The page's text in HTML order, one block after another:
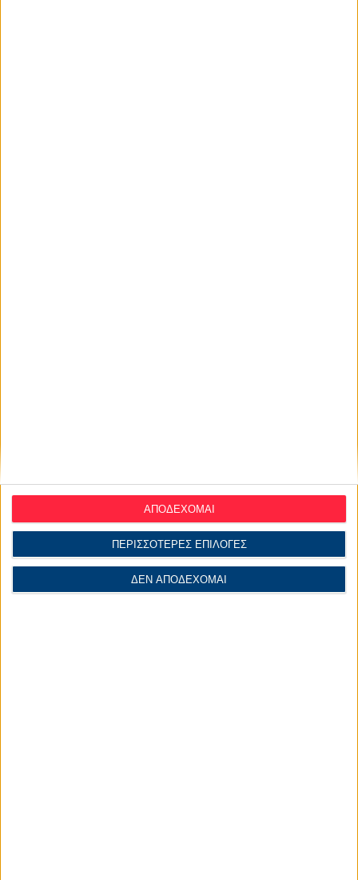
ΠΕΡΙΣΣΟΤΕΡΕΣ ΕΠΙΛΟΓΕΣ
ΔΕΝ ΑΠΟΔΕΧΟΜΑΙ
ΑΠΟΔΕΧΟΜΑΙ